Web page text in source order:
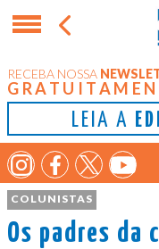
RECEBA NOSSA
LEIA A
COLUNISTAS
Os padres da